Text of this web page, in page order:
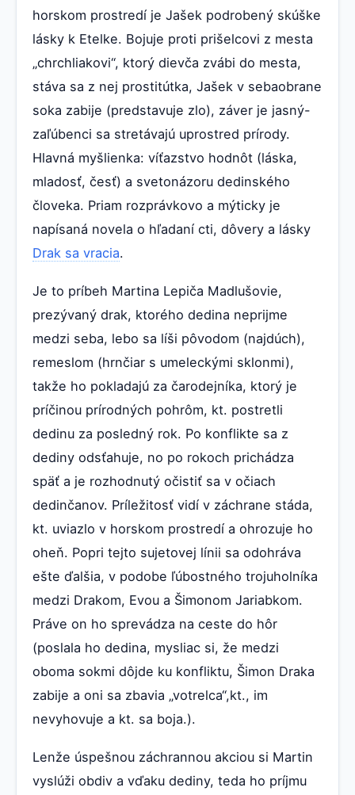
horskom prostredí je Jašek podrobený skúške
lásky k Etelke. Bojuje proti prišelcovi z mesta
„chrchliakovi“, ktorý dievča zvábi do mesta,
stáva sa z nej prostitútka, Jašek v sebaobrane
soka zabije (predstavuje zlo), záver je jasný-
zaľúbenci sa stretávajú uprostred prírody.
Hlavná myšlienka: víťazstvo hodnôt (láska,
mladosť, česť) a svetonázoru dedinského
človeka. Priam rozprávkovo a mýticky je
napísaná novela o hľadaní cti, dôvery a lásky
Drak sa vracia.
Je to príbeh Martina Lepiča Madlušovie,
prezývaný drak, ktorého dedina neprijme
medzi seba, lebo sa líši pôvodom (najdúch),
remeslom (hrnčiar s umeleckými sklonmi),
takže ho pokladajú za čarodejníka, ktorý je
príčinou prírodných pohrôm, kt. postretli
dedinu za posledný rok. Po konflikte sa z
dediny odsťahuje, no po rokoch prichádza
späť a je rozhodnutý očistiť sa v očiach
dedinčanov. Príležitosť vidí v záchrane stáda,
kt. uviazlo v horskom prostredí a ohrozuje ho
oheň. Popri tejto sujetovej línii sa odohráva
ešte ďalšia, v podobe ľúbostného trojuholníka
medzi Drakom, Evou a Šimonom Jariabkom.
Práve on ho sprevádza na ceste do hôr
(poslala ho dedina, mysliac si, že medzi
oboma sokmi dôjde ku konfliktu, Šimon Draka
zabije a oni sa zbavia „votrelca“,kt., im
nevyhovuje a kt. sa boja.).
Lenže úspešnou záchrannou akciou si Martin
vyslúži obdiv a vďaku dediny, teda ho príjmu